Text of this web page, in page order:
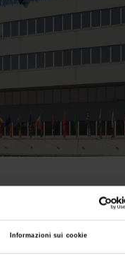
Informazioni sui cookie